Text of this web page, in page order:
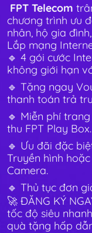
FPT Telecom
chương trình ưu
nhân, hộ gia
Lắp mạng
🔹 4 gói cước
không giới hạn
🔹 Tặng ngay
thanh toán trả
🔹 Miễn phí
thu FPT Play Box.
🔹 Ưu đãi đặc
Truyền hình
Camera.
🔹 Thủ tục đơn
🚀 ĐĂNG KÝ
tốc độ siêu
quà tặng hấp